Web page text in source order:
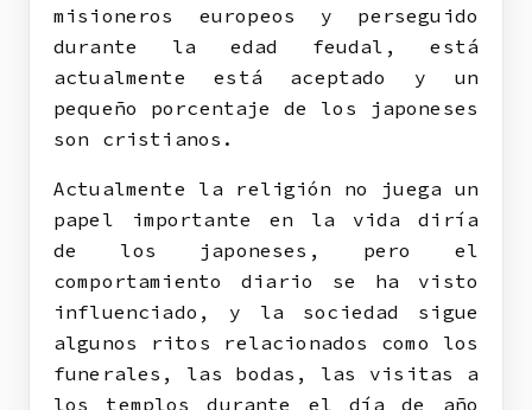
misioneros europeos y perseguido
durante la edad feudal, está
actualmente está aceptado y un
pequeño porcentaje de los japoneses
son cristianos.
Actualmente la religión no juega un
papel importante en la vida diría
de los japoneses, pero el
comportamiento diario se ha visto
influenciado, y la sociedad sigue
algunos ritos relacionados como los
funerales, las bodas, las visitas a
los templos durante el día de año